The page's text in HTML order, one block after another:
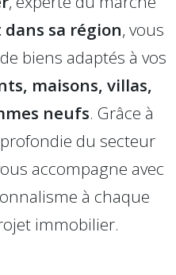
dans sa région, vous
biens adaptés à vos
maisons, villas,
neufs. Grâce à
du secteur
accompagne avec
à chaque
immobilier.